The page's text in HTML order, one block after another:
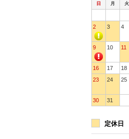
日 月 火
2
3 4
9 10 11
16 17 18
23
24 25
30 31
定休日